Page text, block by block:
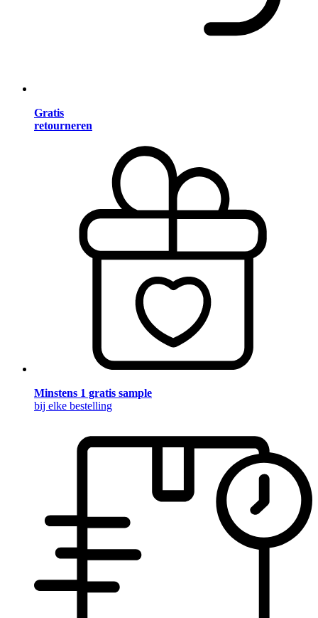
Gratis
retourneren
Minstens 1 gratis sample
bij elke bestelling